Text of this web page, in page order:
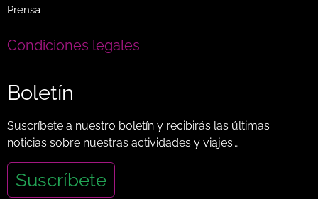
Prensa
Condiciones legales
Boletín
Suscríbete a nuestro boletín y recibirás las últimas
noticias sobre nuestras actividades y viajes…
Suscríbete